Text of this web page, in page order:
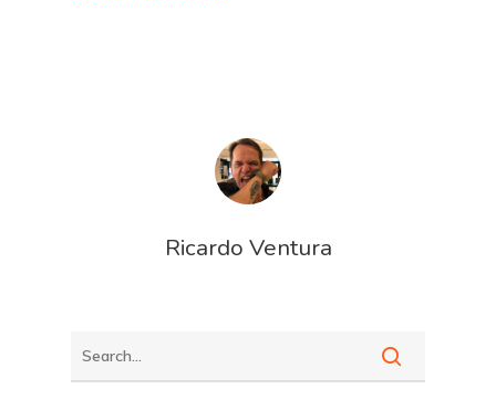
Ricardo Ventura